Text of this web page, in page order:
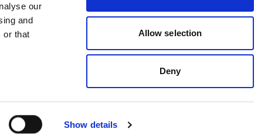
our
and
or that
Show details
Allow selection
Deny